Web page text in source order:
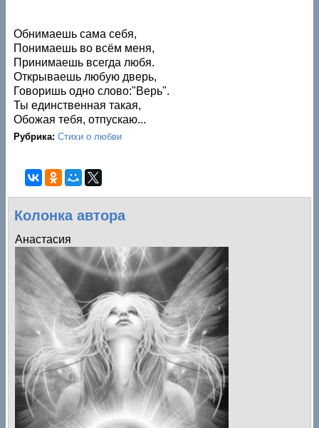
Обнимаешь сама себя,
Понимаешь во всём меня,
Принимаешь всегда любя.
Открываешь любую дверь,
Говоришь одно слово:"Верь".
Ты единственная такая,
Обожая тебя, отпускаю...
Рубрика:Стихи о любви
Колонка автора
Анастасия